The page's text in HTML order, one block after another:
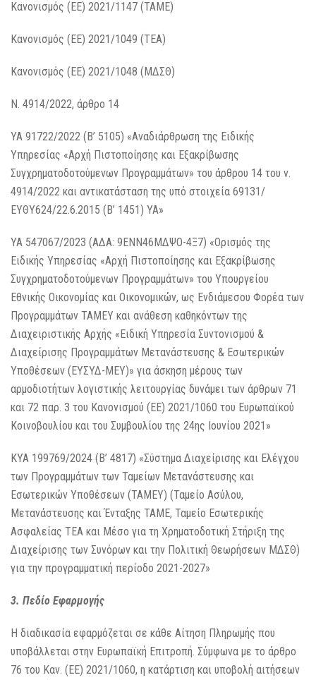
Κανονισμός (ΕΕ) 2021/1147 (ΤΑΜΕ)
Κανονισμός (ΕΕ) 2021/1049 (ΤΕΑ)
Κανονισμός (ΕΕ) 2021/1048 (ΜΔΣΘ)
Ν. 4914/2022, άρθρο 14
ΥΑ 91722/2022 (Β’ 5105) «Αναδιάρθρωση της Ειδικής
Υπηρεσίας «Αρχή Πιστοποίησης και Εξακρίβωσης
Συγχρηματοδοτούμενων Προγραμμάτων» του άρθρου 14 του ν.
4914/2022 και αντικατάσταση της υπό στοιχεία 69131/
ΕΥΘΥ624/22.6.2015 (Β’ 1451) ΥΑ»
ΥΑ 547067/2023 (ΑΔΑ: 9ΕΝΝ46ΜΔΨΟ-4Ξ7) «Ορισμός της
Ειδικής Υπηρεσίας «Αρχή Πιστοποίησης και Εξακρίβωσης
Συγχρηματοδοτούμενων Προγραμμάτων» του Υπουργείου
Εθνικής Οικονομίας και Οικονομικών, ως Ενδιάμεσου Φορέα των
Προγραμμάτων ΤΑΜΕΥ και ανάθεση καθηκόντων της
Διαχειριστικής Αρχής «Ειδική Υπηρεσία Συντονισμού &
Διαχείρισης Προγραμμάτων Μετανάστευσης & Εσωτερικών
Υποθέσεων (ΕΥΣΥΔ-ΜΕΥ)» για άσκηση μέρους των
αρμοδιοτήτων λογιστικής λειτουργίας δυνάμει των άρθρων 71
και 72 παρ. 3 του Κανονισμού (ΕΕ) 2021/1060 του Ευρωπαϊκού
Κοινοβουλίου και του Συμβουλίου της 24ης Ιουνίου 2021»
ΚΥΑ 199769/2024 (Β’ 4817) «Σύστημα Διαχείρισης και Ελέγχου
των Προγραμμάτων των Ταμείων Μετανάστευσης και
Εσωτερικών Υποθέσεων (ΤΑΜΕΥ) (Ταμείο Ασύλου,
Μετανάστευσης και Ένταξης ΤΑΜΕ, Ταμείο Εσωτερικής
Ασφαλείας ΤΕΑ και Μέσο για τη Χρηματοδοτική Στήριξη της
Διαχείρισης των Συνόρων και την Πολιτική Θεωρήσεων ΜΔΣΘ)
για την προγραμματική περίοδο 2021-2027»
3. Πεδίο Εφαρμογής
Η διαδικασία εφαρμόζεται σε κάθε Αίτηση Πληρωμής που
υποβάλλεται στην Ευρωπαϊκή Επιτροπή. Σύμφωνα με το άρθρο
76 του Καν. (ΕΕ) 2021/1060, η κατάρτιση και υποβολή αιτήσεων